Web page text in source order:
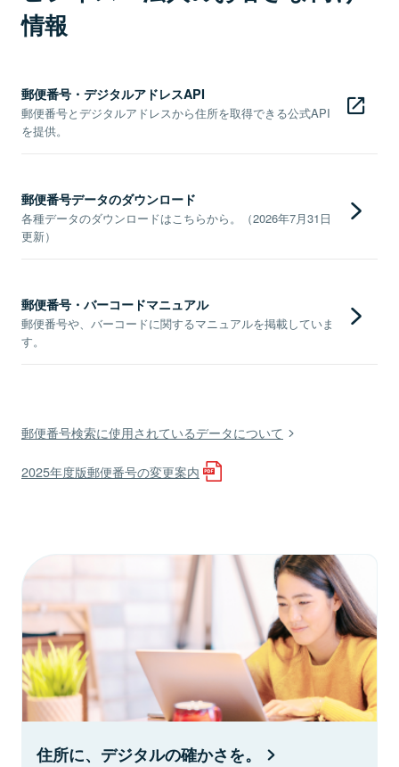
情報
郵便番号・デジタルアドレスAPI
郵便番号とデジタルアドレスから住所を取得できる公式API
を提供。
郵便番号データのダウンロード
各種データのダウンロードはこちらから。（2026年7月31日
更新）
郵便番号・バーコードマニュアル
郵便番号や、バーコードに関するマニュアルを掲載していま
す。
郵便番号検索に使用されているデータについて
2025年度版郵便番号の変更案内
住所に、デジタルの確かさを。